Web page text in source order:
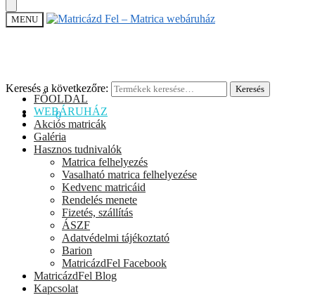
MENU
Keresés a következőre: Keresés
0Ft 0
FŐOLDAL
WEBÁRUHÁZ
Akciós matricák
Galéria
Hasznos tudnivalók
Matrica felhelyezés
Vasalható matrica felhelyezése
Kedvenc matricáid
Rendelés menete
Fizetés, szállítás
ÁSZF
Adatvédelmi tájékoztató
Barion
MatricázdFel Facebook
MatricázdFel Blog
Kapcsolat